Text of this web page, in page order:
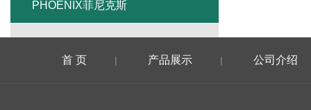
PHOENIX菲尼克斯
首 页 | 产品展示 | 公司介绍